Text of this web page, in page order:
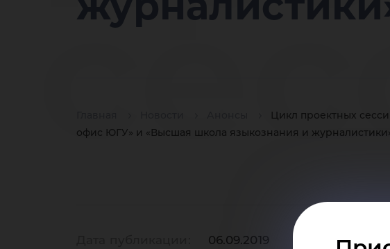
Цикл проектных
офис ЮГУ» и «Высшая школа языкознания и
06.09.2019